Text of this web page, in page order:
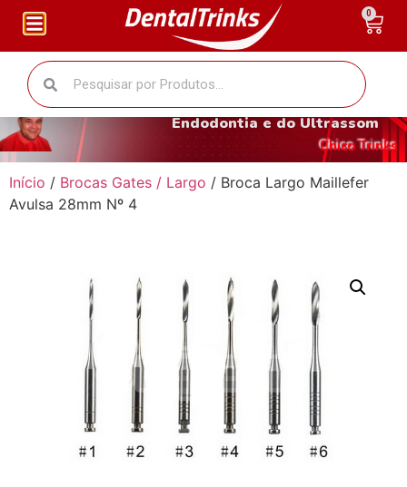
O fantástico mundo da
Endodontia e do Ultrassom
Chico Trinks
Início / Brocas Gates / Largo / Broca Largo Maillefer
Avulsa 28mm Nº 4
0